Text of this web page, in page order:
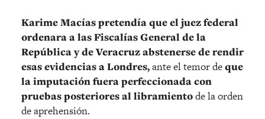
Karime Macías pretendía que el juez federal
ordenara a las Fiscalías General de la
República y de Veracruz abstenerse de rendir
esas evidencias a Londres,ante el temor deque
la imputación fuera perfeccionada con
pruebas posteriores al libramientode la orden
de aprehensión.